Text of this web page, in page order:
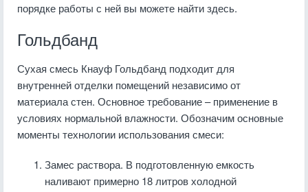
порядке работы с ней вы можете найти здесь.
Гольдбанд
Сухая смесь Кнауф Гольдбанд подходит для
внутренней отделки помещений независимо от
материала стен. Основное требование – применение в
условиях нормальной влажности. Обозначим основные
моменты технологии использования смеси:
Замес раствора. В подготовленную емкость
наливают примерно 18 литров холодной